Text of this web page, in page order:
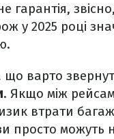
гарантія,
у 2025 році
варто
. Якщо між
втрати
просто можуть